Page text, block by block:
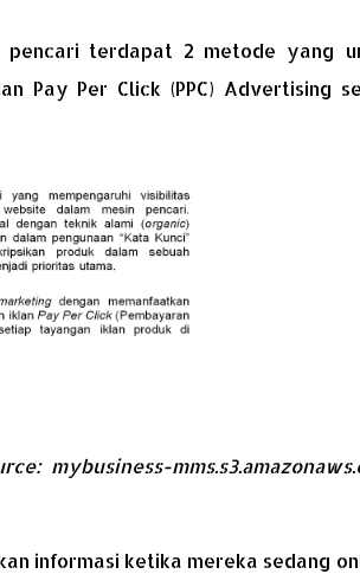
pencari terdapat 2 metode yang
Pay Per Click (PPC) Advertising
mybusiness-
informasi ketika mereka sedang